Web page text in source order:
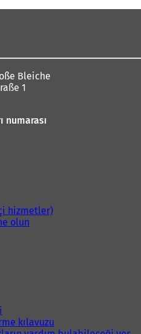
Bleiche
1
numarası
hizmetler)
olun
kılavuzu